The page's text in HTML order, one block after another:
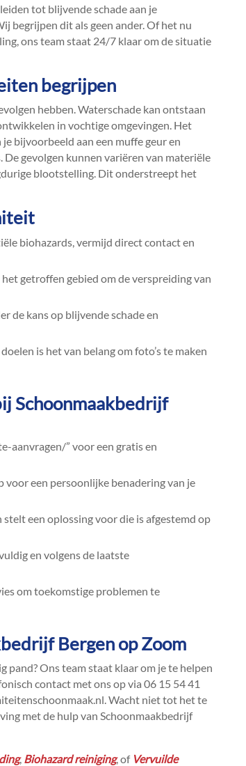
tot blijvende schade aan je
begrijpen dit als geen ander.​ Of het nu
ons team staat 24/7 klaar om de situatie
begrijpen
hebben.​ Waterschade kan ontstaan
in vochtige omgevingen.​ Het
bijvoorbeeld aan een muffe geur en
gevolgen kunnen variëren van materiële
blootstelling.​ Dit onderstreept het
biohazards, vermijd direct contact en
getroffen gebied om de verspreiding van
de kans op blijvende schade en
is het van belang om foto’s te maken
Schoonmaakbedrijf
aanvragen/” voor een gratis en
voor een persoonlijke benadering van je
een oplossing voor die is afgestemd op
en volgens de laatste
om toekomstige problemen te
Bergen op Zoom
pand? Ons team staat klaar om je te helpen
contact met ons op via 06 15 54 41
Wacht niet tot het te
met de hulp van Schoonmaakbedrijf
, Biohazard reiniging, of Vervuilde